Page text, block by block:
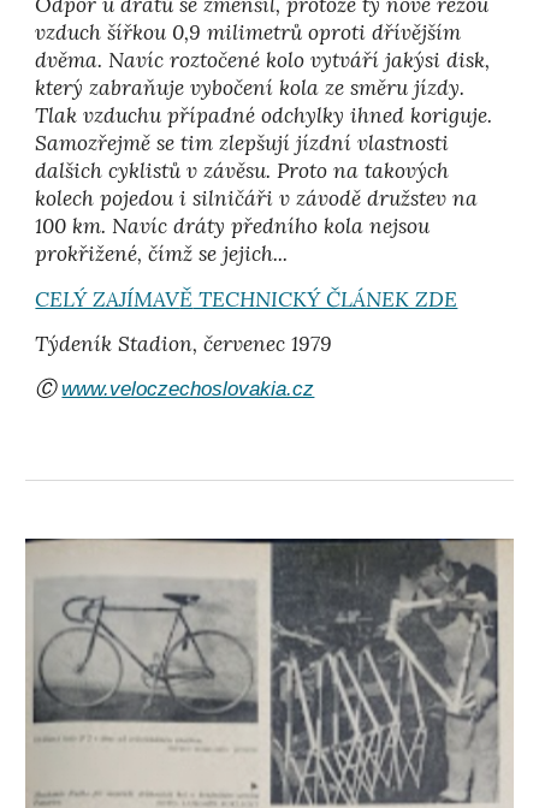
vzduch šířkou 0,9 milimetrů oproti dřívějším
dvěma. Navíc roztočené kolo vytváří jakýsi disk,
který zabraňuje vybočení kola ze směru jízdy.
Tlak vzduchu případné odchylky ihned koriguje.
Samozřejmě se tim zlepšují jízdní vlastnosti
dalšich cyklistů v závěsu. Proto na takových
kolech pojedou i silničáři v závodě družstev na
100 km. Navíc dráty předního kola nejsou
prokřižené, čímž se jejich...
CELÝ ZAJÍMAVĚ TECHNICKÝ ČLÁNEK ZDE
Týdeník Stadion, červenec 1979
Ⓒ www.veloczechoslovakia.cz